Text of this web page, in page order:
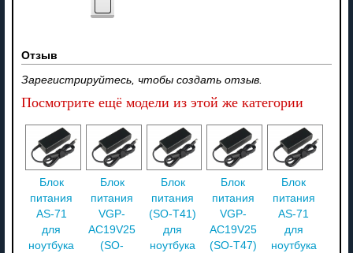
Отзыв
Зарегистрируйтесь, чтобы создать отзыв.
Посмотрите ещё модели из этой же категории
Блок
питания
AS-71
для
ноутбука
Блок
питания
VGP-
AC19V25
(SO-
Блок
питания
(SO-T41)
для
ноутбука
Блок
питания
VGP-
AC19V25
(SO-T47)
Блок
питания
AS-71
для
ноутбука